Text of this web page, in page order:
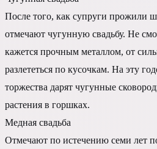
После того, как супруги прожили
отмечают чугунную свадьбу. Не
кажется прочным металлом, от
разлететься по кусочкам. На эту
торжества дарят чугунные
растения в горшках.
Медная свадьба
Отмечают по истечению семи лет